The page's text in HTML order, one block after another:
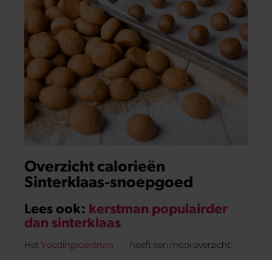
Overzicht calorieën
Sinterklaas-snoepgoed
Lees ook: kerstman populairder
dan sinterklaas
HetVoedingscentrum
heeft een mooi overzicht: